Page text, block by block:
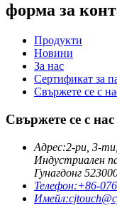
форма за
Продукти
Новини
За нас
Сертификат за
Свържете се с
Свържете се с нас
Адрес:2-ри, 3-
Индустриален
Гунагдонг
Телефон:+86-
Имейл: